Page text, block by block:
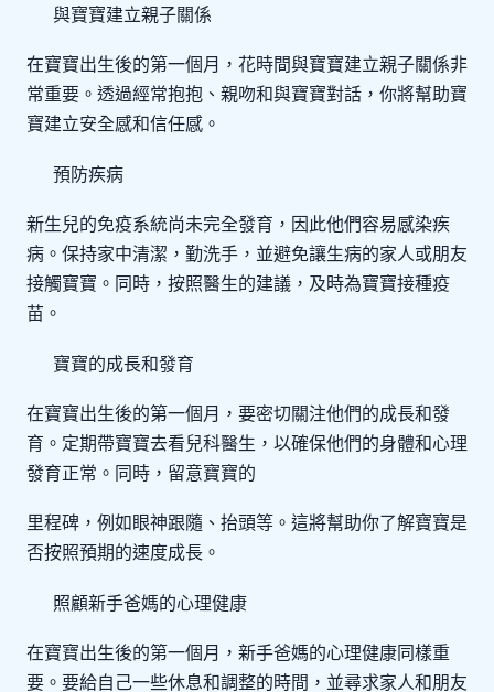
與寶寶建立親子關係
在寶寶出生後的第一個月，花時間與寶寶建立親子關係非
常重要。透過經常抱抱、親吻和與寶寶對話，你將幫助寶
寶建立安全感和信任感。
預防疾病
新生兒的免疫系統尚未完全發育，因此他們容易感染疾
病。保持家中清潔，勤洗手，並避免讓生病的家人或朋友
接觸寶寶。同時，按照醫生的建議，及時為寶寶接種疫
苗。
寶寶的成長和發育
在寶寶出生後的第一個月，要密切關注他們的成長和發
育。定期帶寶寶去看兒科醫生，以確保他們的身體和心理
發育正常。同時，留意寶寶的
里程碑，例如眼神跟隨、抬頭等。這將幫助你了解寶寶是
否按照預期的速度成長。
照顧新手爸媽的心理健康
在寶寶出生後的第一個月，新手爸媽的心理健康同樣重
要。要給自己一些休息和調整的時間，並尋求家人和朋友